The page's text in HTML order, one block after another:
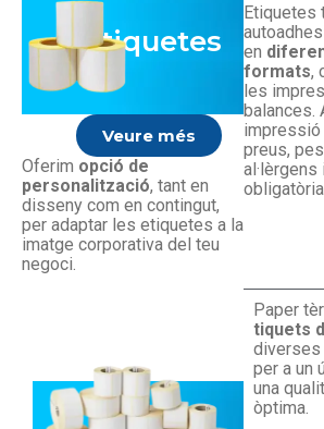
Etiquetes
en
formats,
les
balances.
impressió
preus,
Etiquetes
Veure més
Oferim opció de
personalització, tant en
disseny com en contingut,
per adaptar les etiquetes a la
imatge corporativa del teu
negoci.
Paper
tiquets
diverses
per a un
una
òptima.